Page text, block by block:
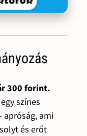
300 forint.
színes
apróság, ami
és erőt